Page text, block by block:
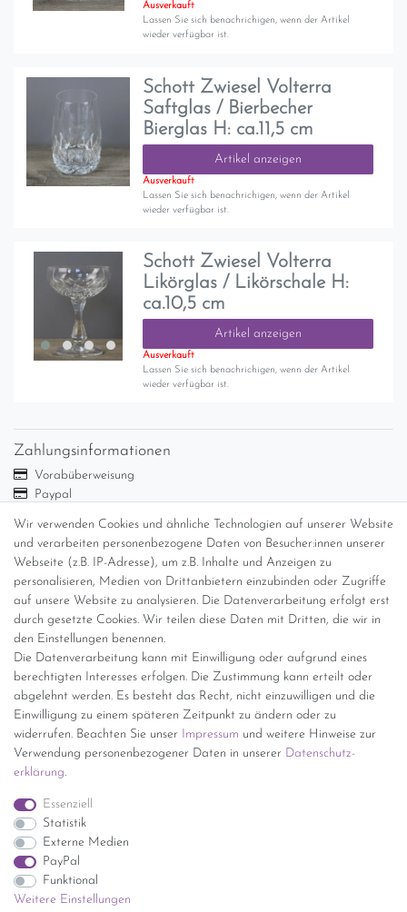
Ausverkauft
Lassen Sie sich benachrichigen, wenn der Artikel
wieder verfügbar ist.
Schott Zwiesel Volterra
Saftglas / Bierbecher
Bierglas H: ca.11,5 cm
Artikel anzeigen
Ausverkauft
Lassen Sie sich benachrichigen, wenn der Artikel
wieder verfügbar ist.
Schott Zwiesel Volterra
Likörglas / Likörschale H:
ca.10,5 cm
Artikel anzeigen
Ausverkauft
Lassen Sie sich benachrichigen, wenn der Artikel
wieder verfügbar ist.
Wir verwenden Cookies und ähnliche Technologien auf unserer Website
und verarbeiten personenbezogene Daten von Besucher:innen unserer
Webseite (z.B. IP-Adresse), um z.B. Inhalte und Anzeigen zu
personalisieren, Medien von Drittanbietern einzubinden oder Zugriffe
auf unsere Website zu analysieren. Die Datenverarbeitung erfolgt erst
durch gesetzte Cookies. Wir teilen diese Daten mit Dritten, die wir in
den Einstellungen benennen.
Die Datenverarbeitung kann mit Einwilligung oder aufgrund eines
berechtigten Interesses erfolgen. Die Zustimmung kann erteilt oder
abgelehnt werden. Es besteht das Recht, nicht einzuwilligen und die
Einwilligung zu einem späteren Zeitpunkt zu ändern oder zu
widerrufen. Beachten Sie unser Impressum und weitere Hinweise zur
Verwendung personenbezogener Daten in unserer Daten­schutz­
erklärung.
Essenziell
Statistik
Externe Medien
PayPal
Funktional
Weitere Einstellungen
Zahlungsinformationen
Vorabüberweisung
Paypal
Versandinformationen
Versand per GLS (6,90 Euro) oder DHL (8,49 Euro ) inkl. MwSt.
(innerhalb Deutschlands)
kostenfreie Lieferung ab 150 Euro Warenwert (innerhalb
Deutschlands)
Übersicht Internationale Versandkosten
Wir kaufen an
Sie haben zuviel Porzellan im Schrank? Gerne kaufen wir dieses an.
Einfach unverbindliches Angebot anfordern.
*Endpreis inkl. MwSt. (Dieser Artikel unterliegt gem. § 25a
UStG der Differenzbesteuerung, ein Ausweis der
Mehrwertsteuer auf der Rechnung erfolgt nicht.)
Impressum Daten­schutz­erklärung